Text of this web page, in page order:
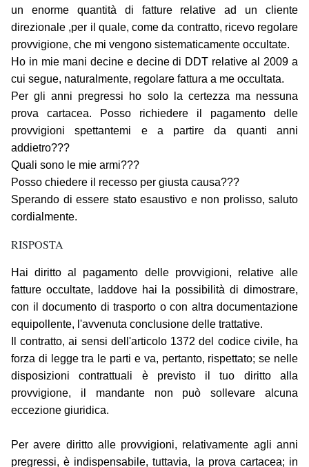
un enorme quantità di fatture relative ad un cliente
direzionale ,per il quale, come da contratto, ricevo regolare
provvigione, che mi vengono sistematicamente occultate.
Ho in mie mani decine e decine di DDT relative al 2009 a
cui segue, naturalmente, regolare fattura a me occultata.
Per gli anni pregressi ho solo la certezza ma nessuna
prova cartacea. Posso richiedere il pagamento delle
provvigioni spettantemi e a partire da quanti anni
addietro???
Quali sono le mie armi???
Posso chiedere il recesso per giusta causa???
Sperando di essere stato esaustivo e non prolisso, saluto
cordialmente.
RISPOSTA
Hai diritto al pagamento delle provvigioni, relative alle
fatture occultate, laddove hai la possibilità di dimostrare,
con il documento di trasporto o con altra documentazione
equipollente, l'avvenuta conclusione delle trattative.
Il contratto, ai sensi dell'articolo 1372 del codice civile, ha
forza di legge tra le parti e va, pertanto, rispettato; se nelle
disposizioni contrattuali è previsto il tuo diritto alla
provvigione, il mandante non può sollevare alcuna
eccezione giuridica.
Per avere diritto alle provvigioni, relativamente agli anni
pregressi, è indispensabile, tuttavia, la prova cartacea; in